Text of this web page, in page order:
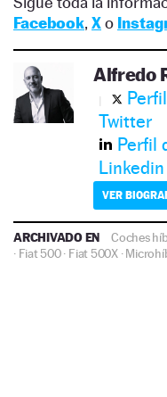
Facebook, Xo
Alfredo
Twitter
Perfil
Linkedin
VER
ARCHIVADO EN Coches
· Fiat 500· Fiat 500X·